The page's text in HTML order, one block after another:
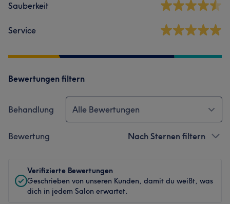
Sauberkeit
Service
Bewertungen filtern
Behandlung Alle Bewertungen
Bewertung Nach Sternen filtern
Verifizierte Bewertungen
Geschrieben von unseren Kunden, damit du weißt, was
dich in jedem Salon erwartet.